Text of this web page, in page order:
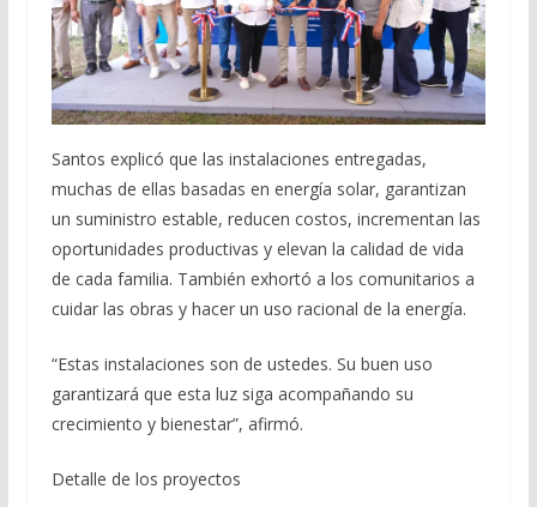
Santos explicó que las instalaciones entregadas,
muchas de ellas basadas en energía solar, garantizan
un suministro estable, reducen costos, incrementan las
oportunidades productivas y elevan la calidad de vida
de cada familia. También exhortó a los comunitarios a
cuidar las obras y hacer un uso racional de la energía.
“Estas instalaciones son de ustedes. Su buen uso
garantizará que esta luz siga acompañando su
crecimiento y bienestar”, afirmó.
Detalle de los proyectos